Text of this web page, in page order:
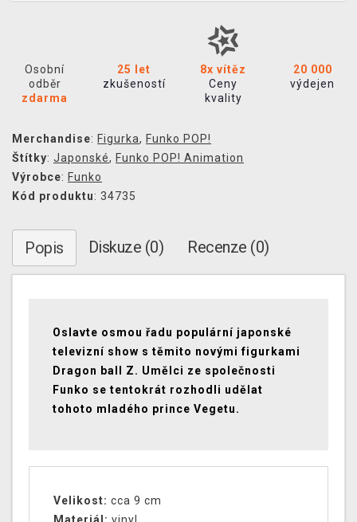
Osobní
odběr
zdarma
25 let
zkušeností
8x vítěz
Ceny
kvality
20 000
výdejen
Merchandise: Figurka, Funko POP!
Štítky: Japonské, Funko POP! Animation
Výrobce: Funko
Kód produktu: 34735
Popis Diskuze (0) Recenze (0)
Oslavte osmou řadu populární japonské
televizní show s těmito novými figurkami
Dragon ball Z. Umělci ze společnosti
Funko se tentokrát rozhodli udělat
tohoto mladého prince Vegetu.
Velikost: cca 9 cm